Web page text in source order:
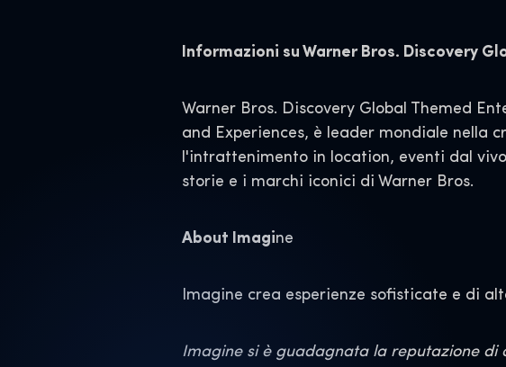
Informazioni su Warner Bros. Discovery
Warner Bros. Discovery Global Themed
and Experiences, è leader mondiale nella
l'intrattenimento in location, eventi dal
storie e i marchi iconici di Warner Bros.
About Imagine
Imagine crea esperienze sofisticate e di
Imagine si è guadagnata la reputazione di